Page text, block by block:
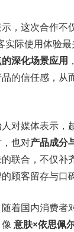
，这次合作不
实际使用体验
深化场景应用
的信任感，从
对媒体表示，
也对产品成分
联合，不仅补
顾客留存与口
着国内消费者
像意肤×依思佩